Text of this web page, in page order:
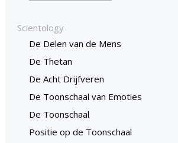
Scientology
De Delen van de Mens
De Thetan
De Acht Drijfveren
De Toonschaal van Emoties
De Toonschaal
Positie op de Toonschaal